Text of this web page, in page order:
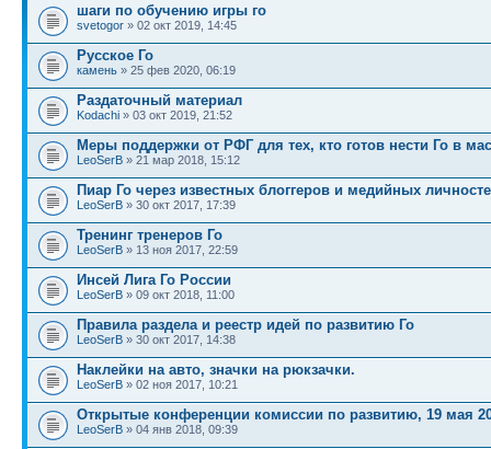
шаги по обучению игры го
svetogor » 02 окт 2019, 14:45
Русское Го
камень » 25 фев 2020, 06:19
Раздаточный материал
Kodachi » 03 окт 2019, 21:52
Меры поддержки от РФГ для тех, кто готов нести Го в
LeoSerB » 21 мар 2018, 15:12
Пиар Го через известных блоггеров и медийных
LeoSerB » 30 окт 2017, 17:39
Тренинг тренеров Го
LeoSerB » 13 ноя 2017, 22:59
Инсей Лига Го России
LeoSerB » 09 окт 2018, 11:00
Правила раздела и реестр идей по развитию Го
LeoSerB » 30 окт 2017, 14:38
Наклейки на авто, значки на рюкзачки.
LeoSerB » 02 ноя 2017, 10:21
Открытые конференции комиссии по развитию, 19 мая
LeoSerB » 04 янв 2018, 09:39